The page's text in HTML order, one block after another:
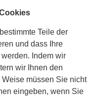
Teile der
und dass Ihre
Indem wir
wir Ihnen den
müssen Sie nicht
eingeben, wenn Sie